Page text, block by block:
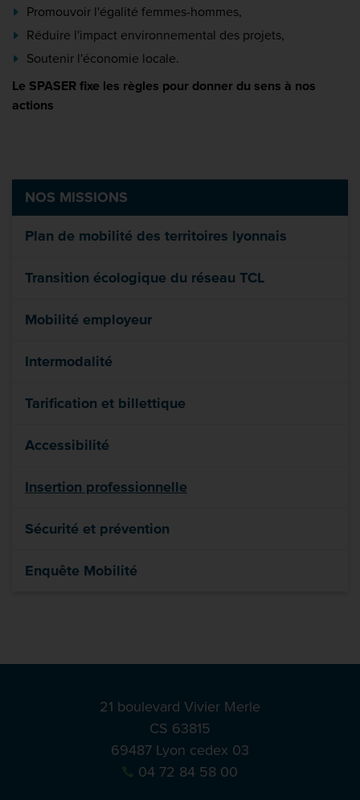
Promouvoir l'égalité femmes-hommes,
Réduire l'impact environnemental des projets,
Soutenir l'économie locale.
Le SPASER fixe les règles pour donner du sens à nos
actions
NOS MISSIONS
Plan de mobilité des territoires lyonnais
Transition écologique du réseau TCL
Mobilité employeur
Intermodalité
Tarification et billettique
Accessibilité
Insertion professionnelle
Sécurité et prévention
Enquête Mobilité
21 boulevard Vivier Merle
CS 63815
69487 Lyon cedex 03
04 72 84 58 00